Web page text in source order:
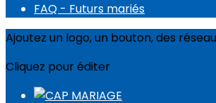
FAQ - Futurs mariés
Ajoutez un logo, un bouton, des
Cliquez pour éditer